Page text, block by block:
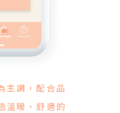
主調，配合品
溫暖、舒適的